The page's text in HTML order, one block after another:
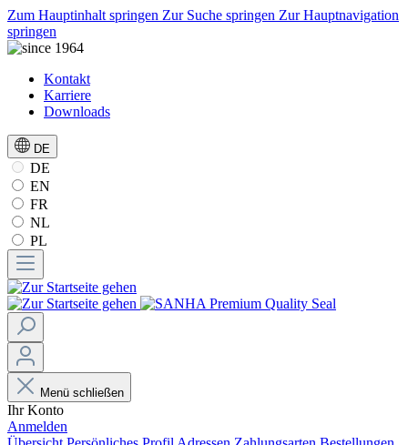
Zum Hauptinhalt springen Zur Suche springen Zur Hauptnavigation
springen
Kontakt
Karriere
Downloads
DE
DE
EN
FR
NL
PL
Menü schließen
Ihr Konto
Anmelden